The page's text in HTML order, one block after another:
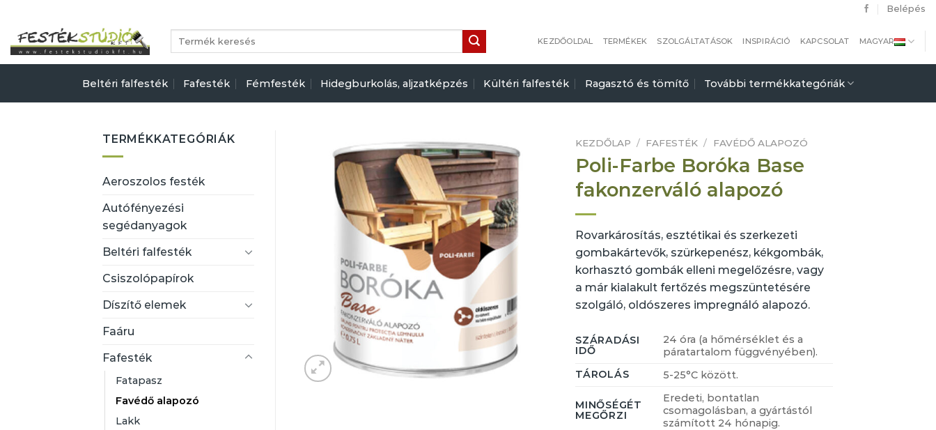
content
Belépés
Keresés
következőre:
KEZDŐOLDAL TERMÉKEK SZOLGÁLTATÁSOK INSPIRÁCIÓ KAPCSOLAT MAGYAR
Beltéri falfesték Fafesték Fémfesték Hidegburkolás, aljzatképzés Kültéri falfesték Ragasztó és tömítő További termékkategóriák
TERMÉKKATEGÓRIÁK
Aeroszolos festék
Autófényezési
segédanyagok
Beltéri falfesték
Csiszolópapírok
Díszítő elemek
Faáru
Fafesték
Fatapasz
Favédő alapozó
Lakk
KEZDŐLAP / FAFESTÉK / FAVÉDŐ ALAPOZÓ
Poli-Farbe Boróka Base
fakonzerváló alapozó
Rovarkárosítás, esztétikai és szerkezeti
gombakártevők, szürkepenész, kékgombák,
korhasztó gombák elleni megelőzésre, vagy
a már kialakult fertőzés megszüntetésére
szolgáló, oldószeres impregnáló alapozó.
SZÁRADÁSI
IDŐ
24 óra (a hőmérséklet és a
páratartalom függvényében).
TÁROLÁS
5-25°C között.
MINŐSÉGÉT
MEGŐRZI
Eredeti, bontatlan
csomagolásban, a gyártástól
számított 24 hónapig.